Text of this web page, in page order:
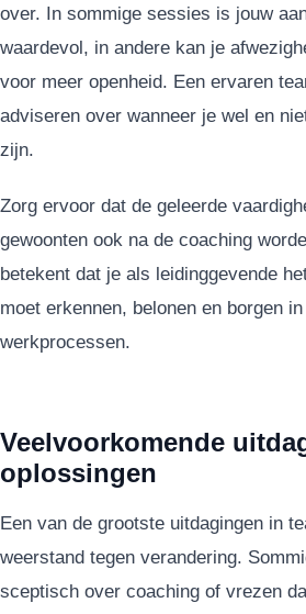
over. In sommige sessies is jouw
waardevol, in andere kan je
voor meer openheid. Een ervaren
adviseren over wanneer je wel en
zijn.
Zorg ervoor dat de geleerde
gewoonten ook na de coaching
betekent dat je als leidinggevende
moet erkennen, belonen en borgen
werkprocessen.
Veelvoorkomende
oplossingen
Een van de grootste uitdagingen in
weerstand tegen verandering.
sceptisch over coaching of vrezen